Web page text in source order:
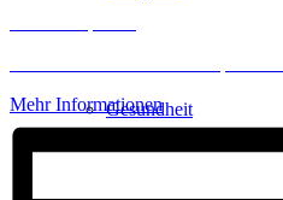
Gesundheit
Mehr Informationen